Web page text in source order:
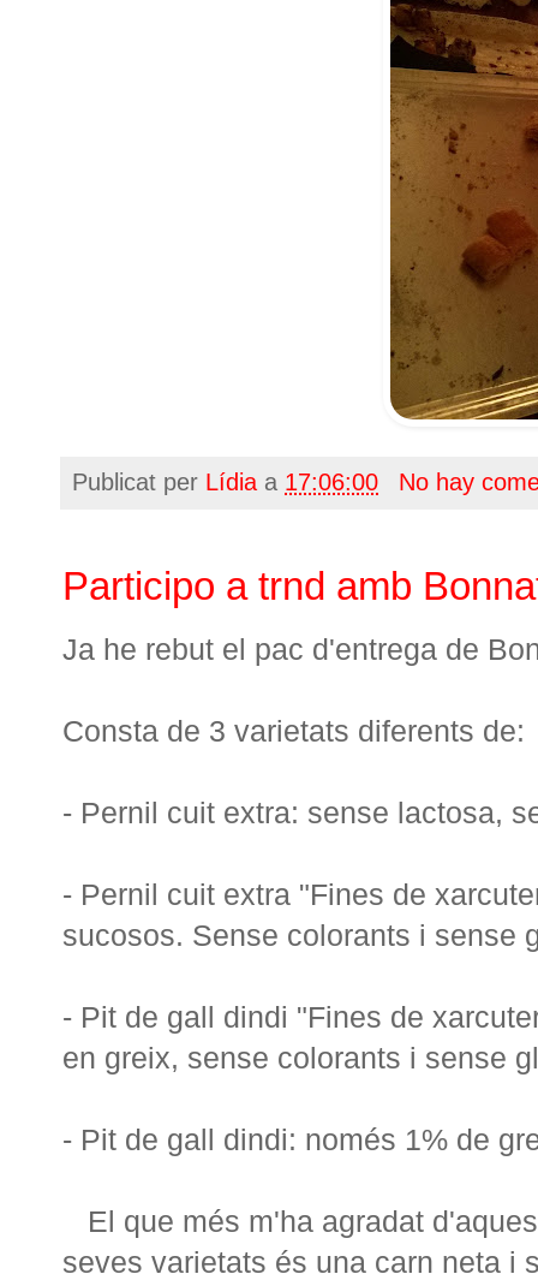
Publicat per Lídia a 17:06:00 No hay
Participo a trnd amb
Ja he rebut el pac d'entrega de
Consta de 3 varietats diferents de:
- Pernil cuit extra: sense lactosa,
- Pernil cuit extra "Fines de
sucosos. Sense colorants i sense
- Pit de gall dindi "Fines de
en greix, sense colorants i sense
- Pit de gall dindi: només 1% de
El que més m'ha agradat
seves varietats és una carn neta i